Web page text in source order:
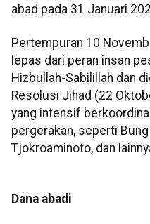
abad pada 31 Januari
Pertempuran 10
lepas dari peran insan
Hizbullah-Sabilillah dan
Resolusi Jihad (22
yang intensif
pergerakan, seperti
Tjokroaminoto, dan
Dana abadi